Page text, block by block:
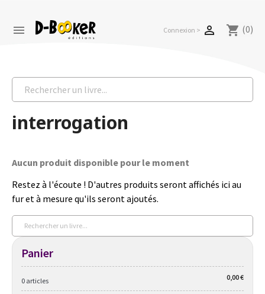
 Connexion >  shopping_cart (0)
interrogation
Aucun produit disponible pour le moment
Restez à l'écoute ! D'autres produits seront affichés ici au
fur et à mesure qu'ils seront ajoutés.
Panier
0 articles 0,00 €